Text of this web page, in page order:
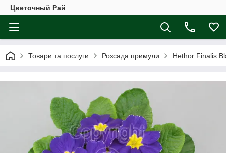
Цветочный Рай
Товари та послуги Розсада примули Hethor Finalis